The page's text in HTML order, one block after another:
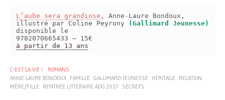
L’aube sera grandiose , Anne-Laure Bondoux,
illustré par Coline Peyrony
(Gallimard Jeunesse)
disponible le
9782070665433 – 15€
à partir de 13 ans
C'EST LA VIE !
ROMANS
ANNE-LAURE BONDOUX FAMILLE GALLIMARD JEUNESSE HÉRITAGE
RELATION
MÈRE/FILLE
RENTRÉE LITTÉRAIRE ADO 2017 SECRETS